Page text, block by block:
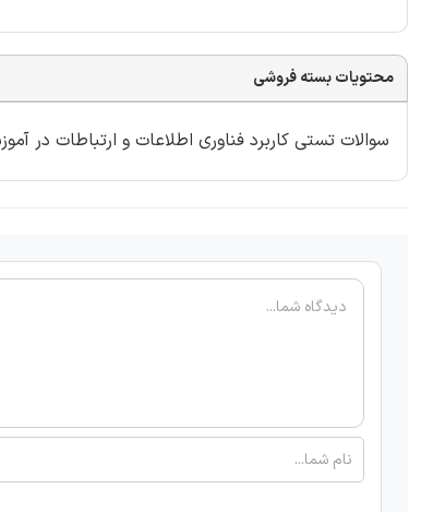
محتویات بسته فروشی
سوالات تستی کاربرد فناوری اطلاعات و ارتباطات در آموزش